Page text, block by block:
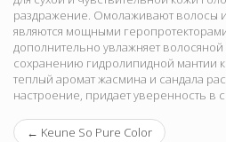
раздражение. Омолаживают волосы и
являются мощными
дополнительно увлажняет
сохранению гидролипидной мантии
теплый аромат жасмина и сандала
настроение, придает уверенность в
← Keune So Pure Color